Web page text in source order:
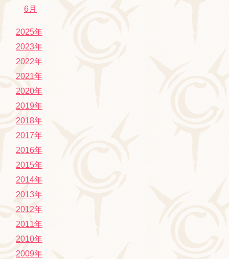
6月
2025年
2023年
2022年
2021年
2020年
2019年
2018年
2017年
2016年
2015年
2014年
2013年
2012年
2011年
2010年
2009年